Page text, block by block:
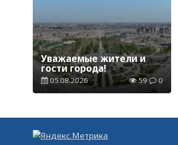
Уважаемые жители и
гости города!
05.08.2026 59 0